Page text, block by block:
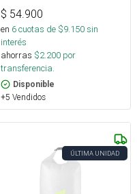
$ 54.900
en 6cuotas de $9.150sin
interés
ahorras $2.200 por
transferencia.
Disponible
+5 Vendidos
ÚLTIMA UNIDAD